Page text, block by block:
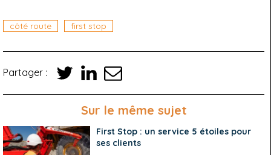
côté route first stop
Partager :
Sur le même sujet
First Stop : un service 5 étoiles pour
ses clients